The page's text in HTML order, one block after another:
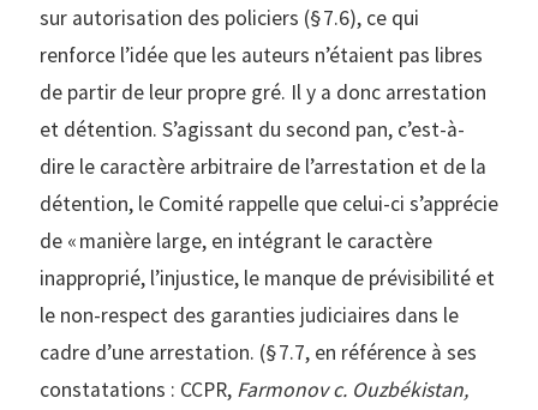
sur autorisation des policiers (§ 7.6), ce qui
renforce l’idée que les auteurs n’étaient pas libres
de partir de leur propre gré. Il y a donc arrestation
et détention. S’agissant du second pan, c’est-à-
dire le caractère arbitraire de l’arrestation et de la
détention, le Comité rappelle que celui-ci s’apprécie
de « manière large, en intégrant le caractère
inapproprié, l’injustice, le manque de prévisibilité et
le non-respect des garanties judiciaires dans le
cadre d’une arrestation. (§ 7.7, en référence à ses
constatations : CCPR, Farmonov c. Ouzbékistan,